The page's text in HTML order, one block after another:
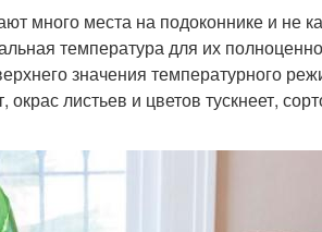
много места на подоконнике и не
температура для их
значения температурного
листьев и цветов тускнеет,